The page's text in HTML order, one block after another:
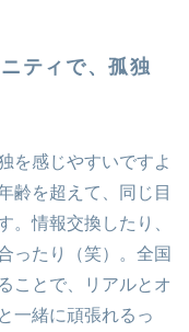
ティで、孤独
を感じやすいですよ
齢を超えて、同じ目
。情報交換したり、
ったり（笑）。全国
ことで、リアルとオ
一緒に頑張れるっ